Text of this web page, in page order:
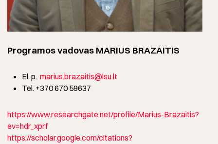
Programos vadovas MARIUS BRAZAITIS
El. p. marius.brazaitis@lsu.lt
Tel. +370 670 59637
https://www.researchgate.net/profile/Marius-Brazaitis?
ev=hdr_xprf
https://scholar.google.com/citations?